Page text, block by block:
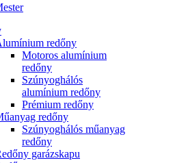
redőny
Motoros alumínium
redőny
Szúnyoghálós
alumínium redőny
Prémium redőny
redőny
Szúnyoghálós műanyag
redőny
garázskapu